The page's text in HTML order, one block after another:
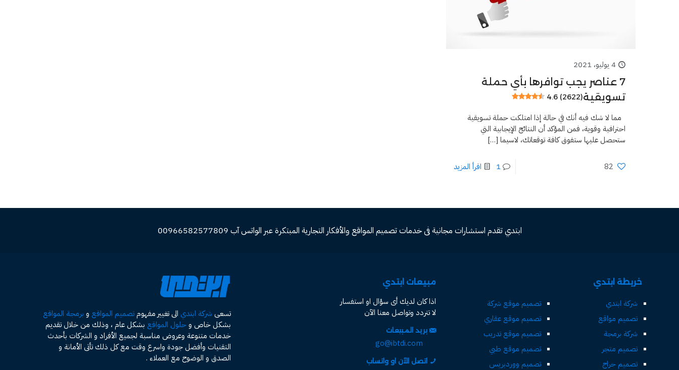
4 يوليو، 2021
7 عناصر يجب توافرها بأي حملة
تسويقية4.6 (2622)
مما لا شك فيه أنك في حالة إذا امتلكت حملة تسويقية
احترافية وقوية، فمن المؤكد أن النتائج الإيجابية التي
ستحصل عليها ستفوق كافة توقعاتك، لاسيما […]
82
1 اقرأ المزيد
ابتدي تقدم استشارات مجانية فى خدمات تصميم المواقع والأفكار التجارية المبتكرة عبر الواتس آب 00966582577809
خريطة ابتدي
شركة ابتدي
تصميم مواقع
شركة برمجة
تصميم متجر
تصميم حراج
تصميم موقع شركة
تصميم موقع عقاري
تصميم موقع تدريب
تصميم موقع طبي
تصميم ووردبريس
مبيعات ابتدي
اذا كان لديك أى سؤال او استفسار
لا تتردد وتواصل معنا الآن
بريد المبيعات
go@ibtdi.com
اتصل الآن او واتساب
تسعى شركة ابتدي الى تغيير مفهومتصميم المواقع و برمجة المواقع
بشكل خاص وحلول المواقع بشكل عام ، وذلك من خلال تقديم
خدمات متنوعة وعروض مناسبة لجميع الأفراد و الشركات بأحدث
التقنيات وأفضل جودة واسرع وقت مع كل ذلك تأتى الأمانة و
الصدق و الوضوح مع العملاء .